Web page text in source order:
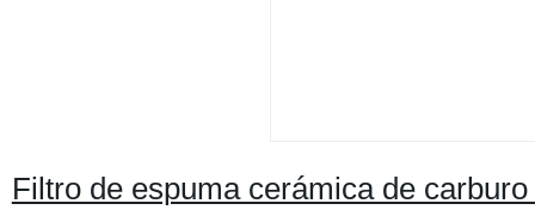
Filtro de espuma cerámica de